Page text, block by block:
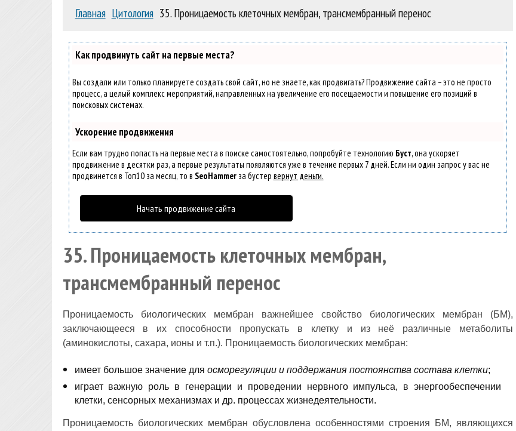
Главная Цитология 35. Проницаемость клеточных мембран, трансмембранный перенос
Как продвинуть сайт на первые места?
Вы создали или только планируете создать свой сайт, но не знаете, как продвигать? Продвижение сайта – это не просто
процесс, а целый комплекс мероприятий, направленных на увеличение его посещаемости и повышение его позиций в
поисковых системах.
Ускорение продвижения
Если вам трудно попасть на первые места в поиске самостоятельно, попробуйте технологию Буст, она ускоряет
продвижение в десятки раз, а первые результаты появляются уже в течение первых 7 дней. Если ни один запрос у вас не
продвинется в Топ10 за месяц, то в SeoHammerза бустер вернут деньги.
Начать продвижение сайта
35. Проницаемость клеточных мембран,
трансмембранный перенос
Проницаемость биологических мембран важнейшее свойство биологических мембран (БМ),
заключающееся в их способности пропускать в клетку и из неё различные метаболиты
(аминокислоты, сахара, ионы и т.п.). Проницаемость биологических мембран:
имеет большое значение для осморегуляции и поддержания постоянства состава клетки;
играет важную роль в генерации и проведении нервного импульса, в энергообеспечении
клетки, сенсорных механизмах и др. процессах жизнедеятельности.
Проницаемость биологических мембран обусловлена особенностями строения БМ, являющихся